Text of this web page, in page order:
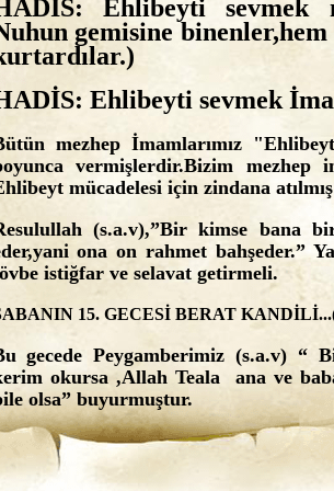
Ehlibeyti sevmek
gemisine
Ehlibeyti sevmek
mezhep İmamlarımız
vermişlerdir.Bizim mezhep
mücadelesi için zindana
(s.a.v),”Bir kimse bana
ona on rahmet bahşeder.”
istiğfar ve selavat getirmeli.
15. GECESİ BERAT
gecede Peygamberimiz (s.a.v) “
okursa ,Allah Teala ana ve
olsa” buyurmuştur.
(s.a.v) buyurdu ki “Bu
sene içinde öleceklerin
rızkı tertip olunur.Bu